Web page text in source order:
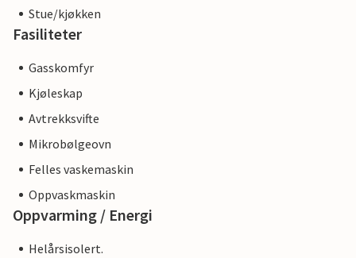
Stue/kjøkken
Fasiliteter
Gasskomfyr
Kjøleskap
Avtrekksvifte
Mikrobølgeovn
Felles vaskemaskin
Oppvaskmaskin
Oppvarming / Energi
Helårsisolert.